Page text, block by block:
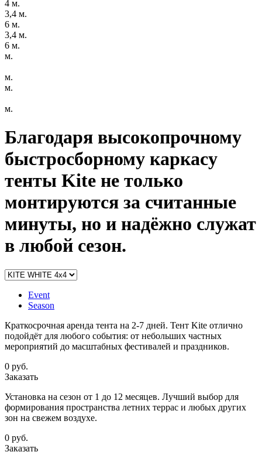
4 м.
3,4 м.
6 м.
3,4 м.
6 м.
м.
м.
м.
м.
Благодаря высокопрочному
быстросборному каркасу
тенты Kite не только
монтируются за считанные
минуты, но и надёжно служат
в любой сезон.
Event
Season
Краткосрочная аренда тента на 2-7 дней. Тент Kite отлично
подойдёт для любого события: от небольших частных
мероприятий до масштабных фестивалей и праздников.
0 руб.
Заказать
Установка на сезон от 1 до 12 месяцев. Лучший выбор для
формирования пространства летних террас и любых других
зон на свежем воздухе.
0 руб.
Заказать